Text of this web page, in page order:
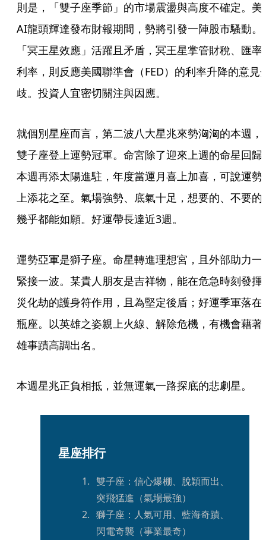
則是，「雙子座季節」的市場震盪與高度不確定。美
AI龍頭輝達發布財報期間，勢將引發一陣股市騷動。
「冥王星效應」活躍且矛盾，冥王星掌管財稅、匯率
利率，則反應美國聯準會（FED）的利率升降的意見
歧。投資人宜密切關注與因應。
就個別星座而言，第二波八大星兆來勢洶洶的本週，
雙子座登上運勢冠軍。命宮除了迎來上週的命星回歸
本週再添太陽進駐，年度當運月喜上加喜，可說運勢
上添花之至。氣場強勢、底氣十足，想要的、不要的
幾乎都能如願。好運帶長達近3週。
運勢亞軍是獅子座。命星轉進理想宮，且外部助力一
緊接一波。某貴人朋友是吉祥物，能在危急時刻發揮
災化劫的護身符作用，且為堅定後盾；好運季軍落在
瓶座。以英雄之姿親上火線、解除危機，有機會藉著
雄事蹟高調出名。
本週星兆正負相抵，並無運氣一路探底的悲劇星。
星座排行
雙子座：信心爆棚、脫穎而出、
突飛猛進（氣場最強）
獅子座：人氣可用、藍海奇蹟、
閃電奇襲（事業最奇）